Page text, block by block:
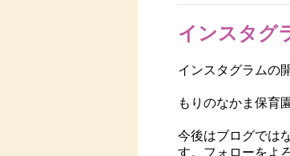
インスタグ
インスタグラムの
もりのなかま保育
今後はブログでは
す。フォローをよ